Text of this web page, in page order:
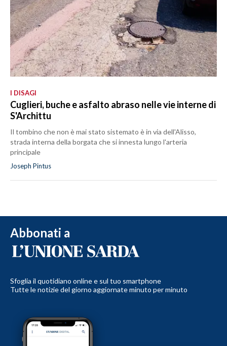
I DISAGI
Cuglieri, buche e asfalto abraso nelle vie interne di
S'Archittu
Il tombino che non è mai stato sistemato è in via dell'Alisso,
strada interna della borgata che si innesta lungo l'arteria
principale
Joseph Pintus
Abbonati a
Sfoglia il quotidiano online e sul tuo smartphone
Tutte le notizie del giorno aggiornate minuto per minuto